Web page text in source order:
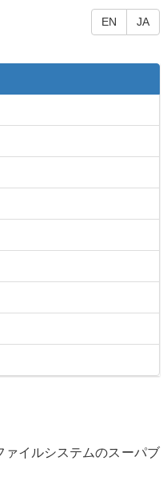
EN JA
ァイルシステムのスーパブ